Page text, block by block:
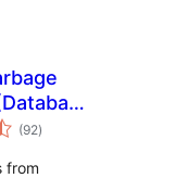
(92total
ratings
)
from